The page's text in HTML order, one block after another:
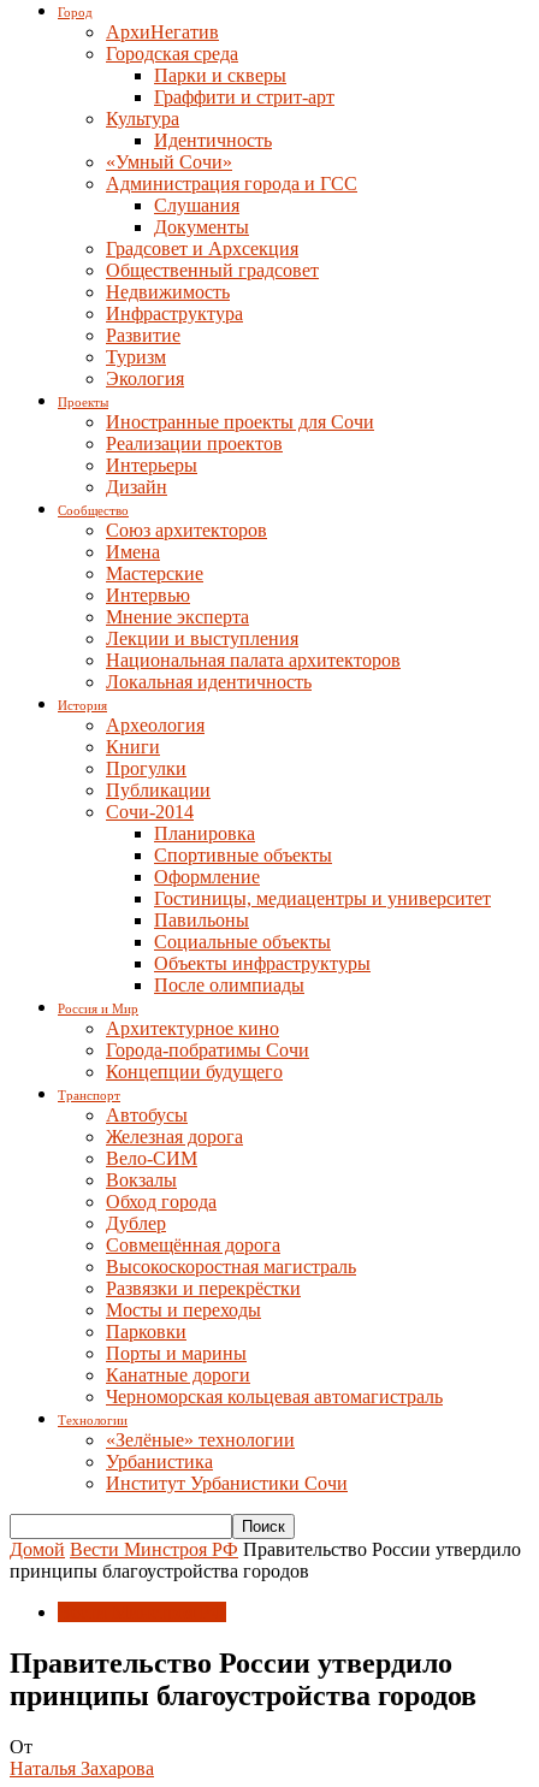
Город
АрхиНегатив
Городская среда
Парки и скверы
Граффити и стрит-арт
Культура
Идентичность
«Умный Сочи»
Администрация города и ГСС
Слушания
Документы
Градсовет и Архсекция
Общественный градсовет
Недвижимость
Инфраструктура
Развитие
Туризм
Экология
Проекты
Иностранные проекты для Сочи
Реализации проектов
Интерьеры
Дизайн
Сообщество
Союз архитекторов
Имена
Мастерские
Интервью
Мнение эксперта
Лекции и выступления
Национальная палата архитекторов
Локальная идентичность
История
Археология
Книги
Прогулки
Публикации
Сочи-2014
Планировка
Спортивные объекты
Оформление
Гостиницы, медиацентры и университет
Павильоны
Социальные объекты
Объекты инфраструктуры
После олимпиады
Россия и Мир
Архитектурное кино
Города-побратимы Сочи
Концепции будущего
Транспорт
Автобусы
Железная дорога
Вело-СИМ
Вокзалы
Обход города
Дублер
Совмещённая дорога
Высокоскоростная магистраль
Развязки и перекрёстки
Мосты и переходы
Парковки
Порты и марины
Канатные дороги
Черноморская кольцевая автомагистраль
Технологии
«Зелёные» технологии
Урбанистика
Институт Урбанистики Сочи
Домой Вести Минстроя РФ Правительство России утвердило
принципы благоустройства городов
Правительство России утвердило
принципы благоустройства городов
От
Наталья Захарова